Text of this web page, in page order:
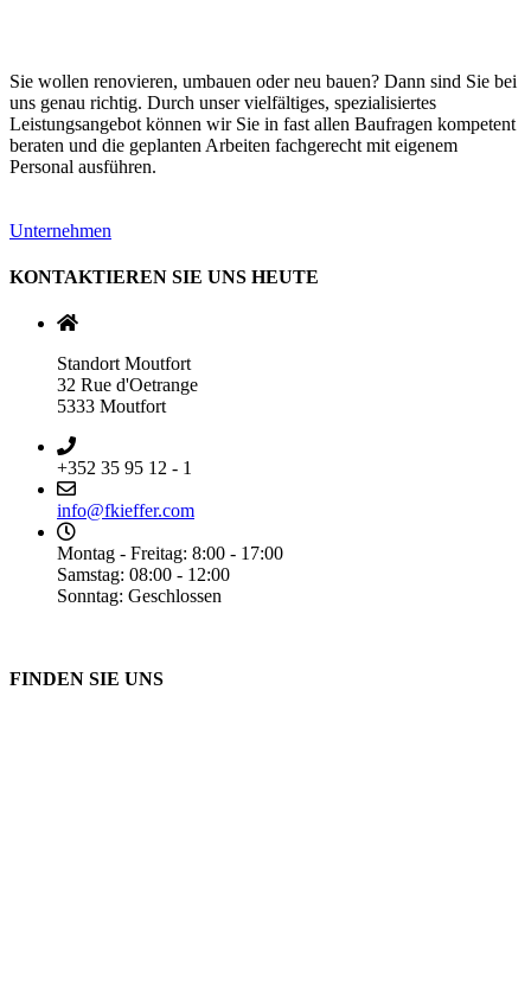
Sie wollen renovieren, umbauen oder neu bauen? Dann sind Sie bei
uns genau richtig. Durch unser vielfältiges, spezialisiertes
Leistungsangebot können wir Sie in fast allen Baufragen kompetent
beraten und die geplanten Arbeiten fachgerecht mit eigenem
Personal ausführen.
Unternehmen
KONTAKTIEREN SIE UNS HEUTE
Standort Moutfort
32 Rue d'Oetrange
5333 Moutfort
+352 35 95 12 - 1
info@fkieffer.com
Montag - Freitag: 8:00 - 17:00
Samstag: 08:00 - 12:00
Sonntag: Geschlossen
FINDEN SIE UNS